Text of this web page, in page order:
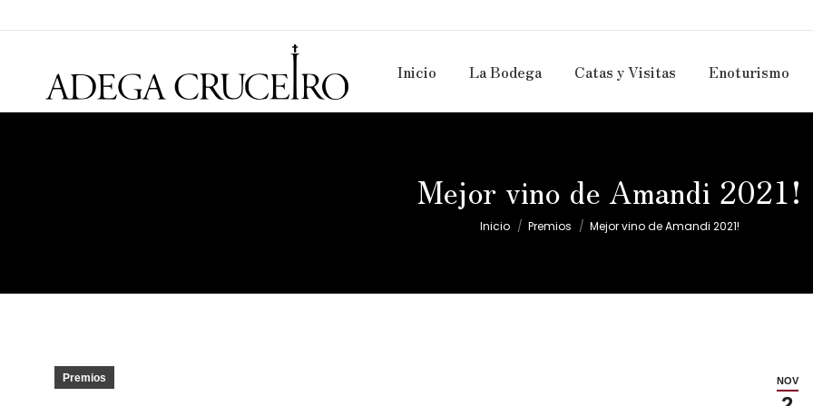
Inicio La Bodega Catas y Visitas Enoturismo
Mejor vino de Amandi 2021!
Estás aquí:
Inicio Premios Mejor vino de Amandi 2021!
NOV
Premios